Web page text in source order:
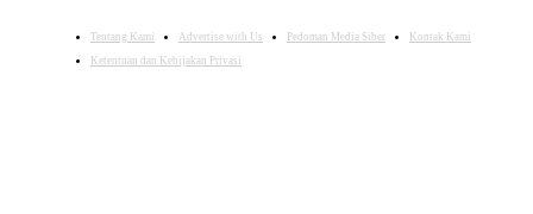
Tentang Kami Advertise with Us Pedoman Media Siber
Kontak Kami
Ketentuan dan Kebijakan Privasi